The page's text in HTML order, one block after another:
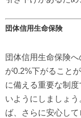
団体信用生命保険
団体信用生命保険
が0.2%下がること
に備える重要な制
いようにしましょ
ば、さらに安心して